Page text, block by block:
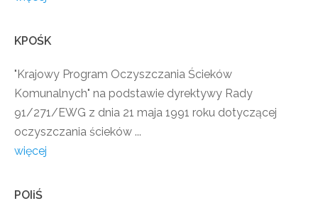
KPOŚK
"Krajowy Program Oczyszczania Ścieków
Komunalnych" na podstawie dyrektywy Rady
91/271/EWG z dnia 21 maja 1991 roku dotyczącej
oczyszczania ścieków ...
więcej
POIiŚ